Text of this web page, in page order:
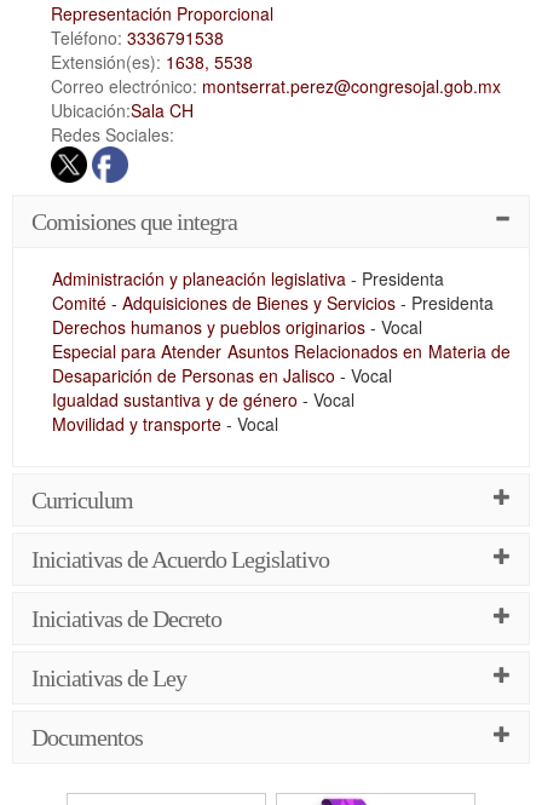
Representación Proporcional
Teléfono: 3336791538
Extensión(es): 1638, 5538
Correo electrónico: montserrat.perez@congresojal.gob.mx
Ubicación:Sala CH
Redes Sociales:
Comisiones que integra
Administración y planeación legislativa - Presidenta
Comité - Adquisiciones de Bienes y Servicios - Presidenta
Derechos humanos y pueblos originarios - Vocal
Especial para Atender Asuntos Relacionados en Materia de
Desaparición de Personas en Jalisco - Vocal
Igualdad sustantiva y de género - Vocal
Movilidad y transporte - Vocal
Curriculum
Iniciativas de Acuerdo Legislativo
Iniciativas de Decreto
Iniciativas de Ley
Documentos